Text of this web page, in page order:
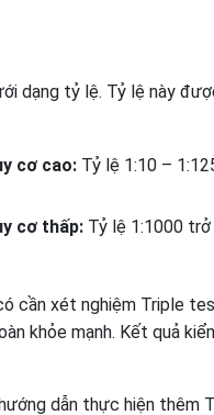
dạng tỷ lệ. Tỷ lệ này
cơ cao: Tỷ lệ 1:10 –
cơ thấp: Tỷ lệ 1:1000
cần xét nghiệm Triple
khỏe mạnh. Kết quả
dẫn thực hiện